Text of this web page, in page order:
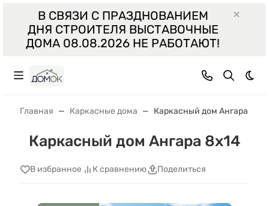
В СВЯЗИ С ПРАЗДНОВАНИЕМ
ДНЯ СТРОИТЕЛЯ ВЫСТАВОЧНЫЕ
ДОМА 08.08.2026 НЕ РАБОТАЮТ!
Главная Каркасные дома Каркасный дом Ангара 8x14
Каркасный дом Ангара 8x14
В избранное К сравнению Поделиться